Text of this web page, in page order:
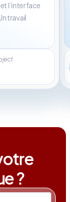
l’interface
travail
?